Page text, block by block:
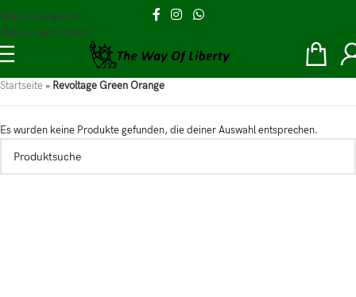
Skip to navigation
Skip to main content
Startseite » Revoltage Green Orange
Es wurden keine Produkte gefunden, die deiner Auswahl entsprechen.